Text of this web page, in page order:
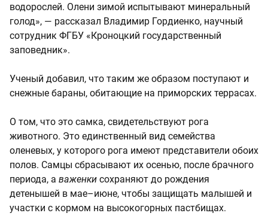
водорослей. Олени зимой испытывают минеральный
голод», — рассказал Владимир Гордиенко, научный
сотрудник ФГБУ «Кроноцкий государственный
заповедник».
Ученый добавил, что таким же образом поступают и
снежные бараны, обитающие на приморских террасах.
О том, что это самка, свидетельствуют рога
животного. Это единственный вид семейства
оленевых, у которого рога имеют представители обоих
полов. Самцы сбрасывают их осенью, после брачного
периода, а важенки сохраняют до рождения
детенышей в мае–июне, чтобы защищать малышей и
участки с кормом на высокогорных пастбищах.